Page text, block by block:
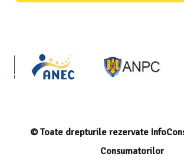
© Toate drepturile rezervate
Consumatorilor